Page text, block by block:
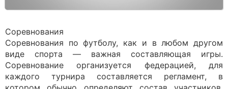
Соревнования
Соревнования по футболу, как и в любом другом
виде спорта — важная составляющая игры.
Соревнование организуется федерацией, для
каждого турнира составляется регламент, в